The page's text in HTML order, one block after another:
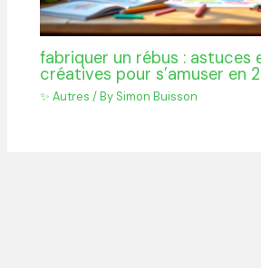
fabriquer un rébus : astuces
créatives pour s’amuser en
✨ Autres / By Simon Buisson